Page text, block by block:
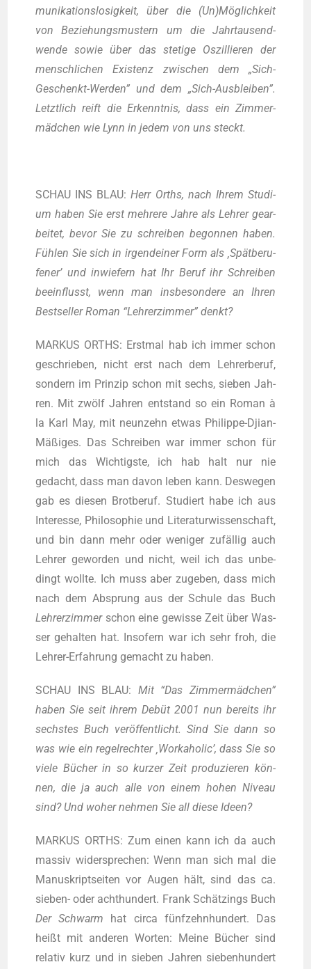
mu­ni­ka­ti­ons­lo­sig­keit, über die (Un)Möglichkeit
von Bezie­hungs­mus­tern um die Jahr­tau­send­
wen­de sowie über das ste­ti­ge Oszil­lie­ren der
mensch­li­chen Exis­tenz zwi­schen dem „Sich-
Geschenkt-Wer­den” und dem „Sich-Aus­blei­ben”.
Letzt­lich reift die Erkennt­nis, dass ein Zim­mer­
mäd­chen wie Lynn in jedem von uns steckt.
SCHAU INS BLAU:Herr Orths, nach Ihrem Stu­di­
um haben Sie erst meh­re­re Jah­re als Leh­rer gear­
bei­tet, bevor Sie zu schrei­ben begon­nen haben.
Füh­len Sie sich in irgend­ei­ner Form als ‚Spät­be­ru­
fe­ner’ und inwie­fern hat Ihr Beruf ihr Schrei­ben
beein­flusst, wenn man ins­be­son­de­re an Ihren
Best­sel­ler Roman “Leh­rer­zim­mer” denkt?
MARKUS ORTHS: Erst­mal hab ich immer schon
geschrie­ben, nicht erst nach dem Leh­rer­be­ruf,
son­dern im Prin­zip schon mit sechs, sie­ben Jah­
ren. Mit zwölf Jah­ren ent­stand so ein Roman à
la Karl May, mit neun­zehn etwas Phil­ip­pe-Dji­an-
Mäßi­ges. Das Schrei­ben war immer schon für
mich das Wich­tigs­te, ich hab halt nur nie
gedacht, dass man davon leben kann. Des­we­gen
gab es die­sen Brot­be­ruf. Stu­diert habe ich aus
Inter­es­se, Phi­lo­so­phie und Lite­ra­tur­wis­sen­schaft,
und bin dann mehr oder weni­ger zufäl­lig auch
Leh­rer gewor­den und nicht, weil ich das unbe­
dingt woll­te. Ich muss aber zuge­ben, dass mich
nach dem Absprung aus der Schu­le das Buch
Leh­rer­zim­merschon eine gewis­se Zeit über Was­
ser gehal­ten hat. Inso­fern war ich sehr froh, die
Leh­rer-Erfah­rung gemacht zu haben.
SCHAU INS BLAU: Mit “Das Zim­mer­mäd­chen”
haben Sie seit ihrem Debüt 2001 nun bereits ihr
sechs­tes Buch ver­öf­fent­licht. Sind Sie dann so
was wie ein regel­rech­ter ‚Work­aho­lic’, dass Sie so
vie­le Bücher in so kur­zer Zeit pro­du­zie­ren kön­
nen, die ja auch alle von einem hohen Niveau
sind? Und woher neh­men Sie all die­se Ideen?
MARKUS ORTHS: Zum einen kann ich da auch
mas­siv wider­spre­chen: Wenn man sich mal die
Manu­skript­sei­ten vor Augen hält, sind das ca.
sie­ben- oder acht­hun­dert. Frank Schät­zings Buch
Der Schwarm hat cir­ca fünf­zehn­hun­dert. Das
heißt mit ande­ren Wor­ten: Mei­ne Bücher sind
rela­tiv kurz und in sie­ben Jah­ren sie­ben­hun­dert